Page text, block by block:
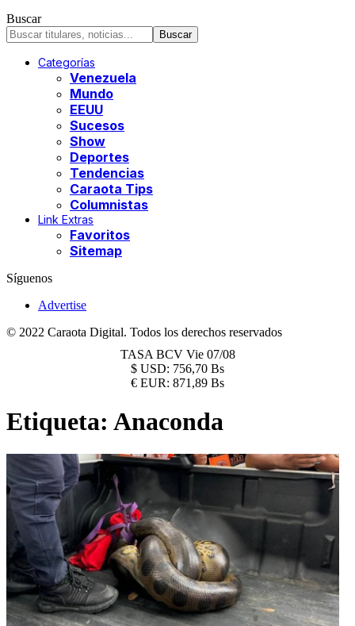
Buscar
Categorías
Venezuela
Mundo
EEUU
Sucesos
Show
Deportes
Tendencias
Caraota Tips
Columnistas
Link Extras
Favoritos
Sitemap
Síguenos
Advertise
© 2022 Caraota Digital. Todos los derechos reservados
TASA BCV Vie 07/08
$ USD: 756,70 Bs
€ EUR: 871,89 Bs
Etiqueta: Anaconda